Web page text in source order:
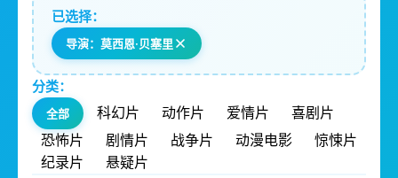
已选择：
导演：莫西恩·贝塞里
分类：
全部 科幻片 动作片 爱情片
喜剧片
恐怖片
剧情片 战争片 动漫电影
惊悚片
纪录片
悬疑片